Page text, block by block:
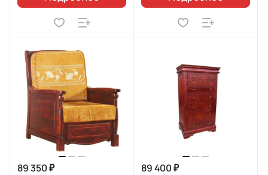
89 350 ₽
89 400 ₽